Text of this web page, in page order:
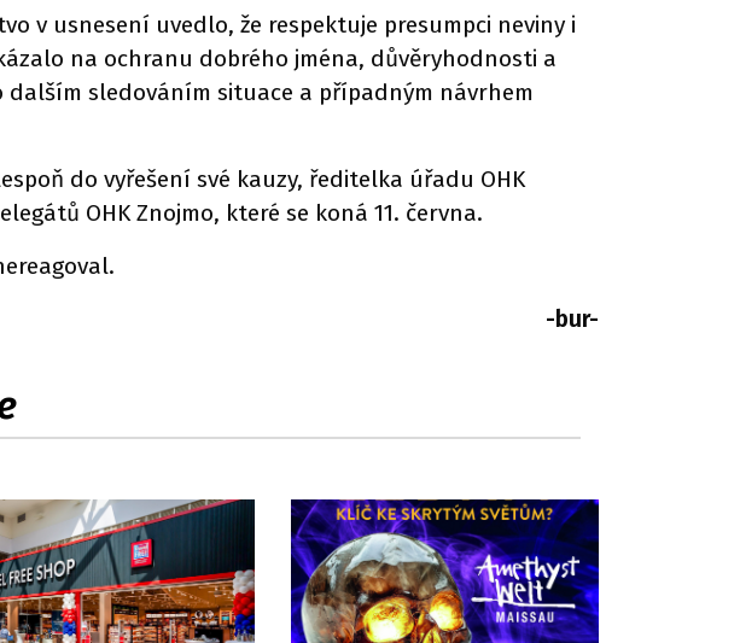
v usnesení uvedlo, že respektuje presumpci neviny i
na ochranu dobrého jména, důvěryhodnosti a
sledováním situace a případným návrhem
do vyřešení své kauzy, ředitelka úřadu OHK
OHK Znojmo, které se koná 11. června.
-bur-